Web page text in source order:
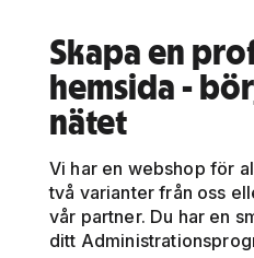
Skapa en
hemsida -
nätet
Vi har en webshop för
två varianter från oss
vår partner. Du har en
ditt